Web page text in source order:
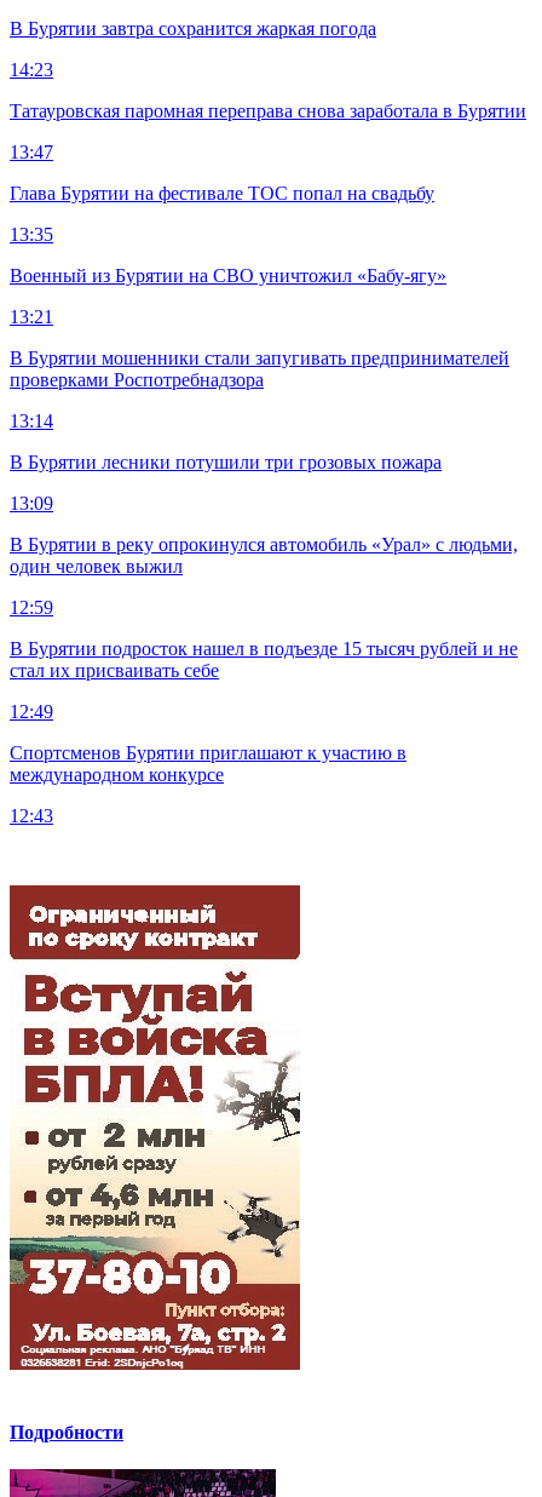
В Бурятии завтра сохранится жаркая погода
14:23
Татауровская паромная переправа снова заработала в Бурятии
13:47
Глава Бурятии на фестивале ТОС попал на свадьбу
13:35
Военный из Бурятии на СВО уничтожил «Бабу-ягу»
13:21
В Бурятии мошенники стали запугивать предпринимателей
проверками Роспотребнадзора
13:14
В Бурятии лесники потушили три грозовых пожара
13:09
В Бурятии в реку опрокинулся автомобиль «Урал» с людьми,
один человек выжил
12:59
В Бурятии подросток нашел в подъезде 15 тысяч рублей и не
стал их присваивать себе
12:49
Спортсменов Бурятии приглашают к участию в
международном конкурсе
12:43
Подробности